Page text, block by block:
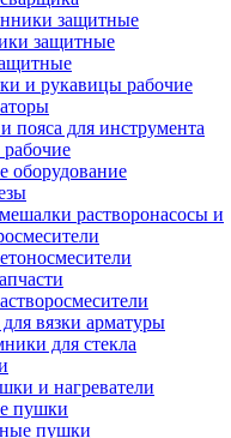
защитные
защитные
и рукавицы рабочие
пояса для инструмента
оборудование
растворонасосы и
вязки арматуры
для стекла
и нагреватели
пушки
пушки